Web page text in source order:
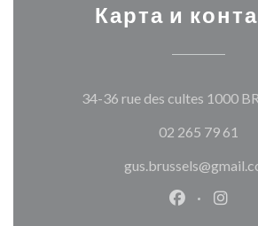
Карта и
34-36 rue des cultes 1000
02 265 79 61
Facebook